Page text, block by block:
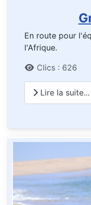
En route pour
l'Afrique.
DétailsClics : 626
Lire la suite...